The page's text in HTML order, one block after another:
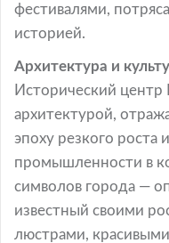
фестивалями,
историей.
Архитектура и
Исторический центр
архитектурой,
эпоху резкого роста
промышленности в
символов города —
известный своими
люстрами,